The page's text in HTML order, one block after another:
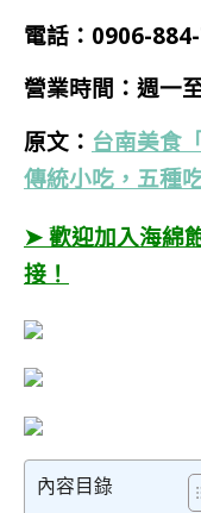
電話： 0906-
營業時間：週一
原文： 台南美食
傳統小吃，五種
➤ 歡迎加入海綿
接！
內容目錄